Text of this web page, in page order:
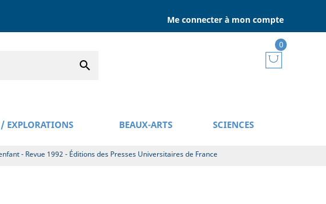
Me connecter à mon compte

0
EXPLORATIONS BEAUX-ARTS SCIENCES
- Revue 1992 - Éditions des Presses Universitaires de France